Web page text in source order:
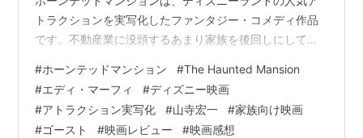
トラクションを実写化したファンタジー・コメディ作品
です。不動産業に没頭するあまり家族を後回しにしてい
取り戻す姿を描いています。エディ・マーフィの軽快な
演技と、アトラクションでおなじみの視覚効果が見事に
融合した一作です。
#ホーンテッドマンション #The Haunted Mansion
#エディ・マーフィ #ディズニー映画
#アトラクション実写化 #山寺宏一 #家族向け映画
#ゴースト #映画レビュー #映画感想